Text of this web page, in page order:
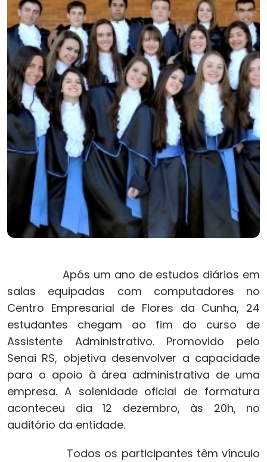
Após um ano de estudos diários em
salas equipadas com computadores no
Centro Empresarial de Flores da Cunha, 24
estudantes chegam ao fim do curso de
Assistente Administrativo. Promovido pelo
Senai RS, objetiva desenvolver a capacidade
para o apoio à área administrativa de uma
empresa. A solenidade oficial de formatura
aconteceu dia 12 dezembro, às 20h, no
auditório da entidade.
Todos os participantes têm vínculo